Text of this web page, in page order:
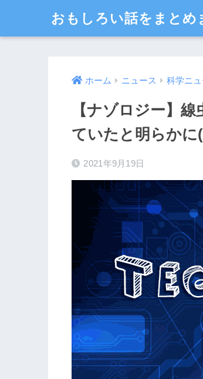
おもしろい話をまとめ
ホーム ニュース 科学ニュ
【ナゾロジー】
ていたと明らか
2021年9月19日